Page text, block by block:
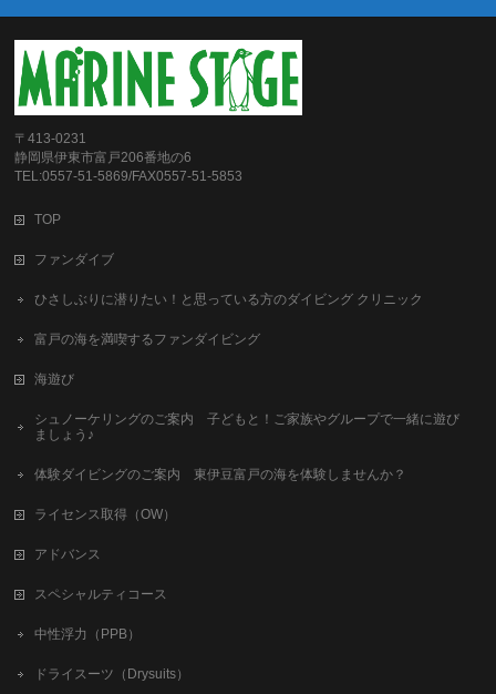
〒413-0231
静岡県伊東市富戸206番地の6
TEL:0557-51-5869/FAX0557-51-5853
TOP
ファンダイブ
ひさしぶりに潜りたい！と思っている方のダイビング クリニック
富戸の海を満喫するファンダイビング
海遊び
シュノーケリングのご案内 子どもと！ご家族やグループで一緒に遊び
ましょう♪
体験ダイビングのご案内 東伊豆富戸の海を体験しませんか？
ライセンス取得（OW）
アドバンス
スペシャルティコース
中性浮力（PPB）
ドライスーツ（Drysuits）